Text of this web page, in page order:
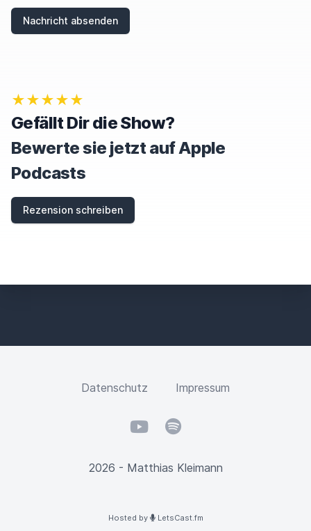
Nachricht absenden
★★★★★
Gefällt Dir die Show?
Bewerte sie jetzt auf Apple
Podcasts
Rezension schreiben
Datenschutz Impressum
YouTubeSpotify
2026 - Matthias Kleimann
Hosted by
LetsCast.fm